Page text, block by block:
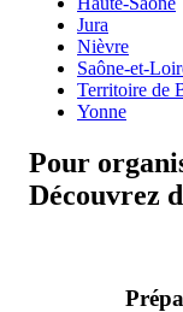
Jura
Nièvre
Saône-et-
Territoire de
Yonne
Pour
Découvrez